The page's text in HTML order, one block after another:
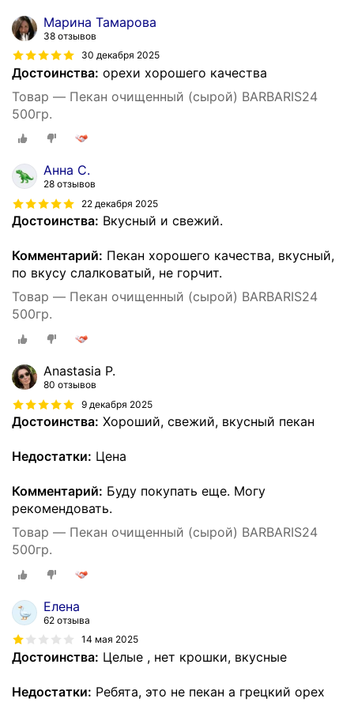
Марина Тамарова
38 отзывов
30 декабря 2025
Достоинства: орехи хорошего качества
Товар — Пекан очищенный (сырой) BARBARIS24
500гр.
Анна С.
28 отзывов
22 декабря 2025
Достоинства: Вкусный и свежий.
Комментарий: Пекан хорошего качества, вкусный,
по вкусу слалковатый, не горчит.
Товар — Пекан очищенный (сырой) BARBARIS24
500гр.
Anastasia P.
80 отзывов
9 декабря 2025
Достоинства: Хороший, свежий, вкусный пекан
Недостатки: Цена
Комментарий: Буду покупать еще. Могу
рекомендовать.
Товар — Пекан очищенный (сырой) BARBARIS24
500гр.
Елена
62 отзыва
14 мая 2025
Достоинства: Целые , нет крошки, вкусные
Недостатки: Ребята, это не пекан а грецкий орех